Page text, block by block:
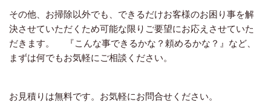
その他、お掃除以外でも、できるだけお客様のお困り事を解
決させていただくため可能な限りご要望にお応えさせていた
だきます。 『こんな事できるかな？頼めるかな？』など、
まずは何でもお気軽にご相談ください。
お見積りは無料です。お気軽にお問合せください。